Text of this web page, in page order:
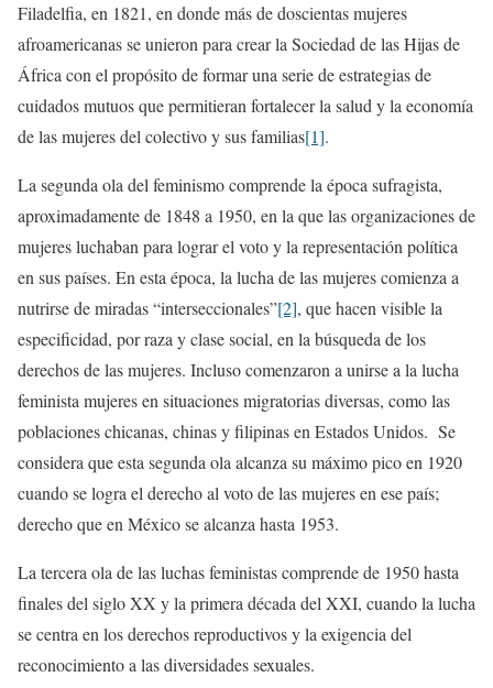
Filadelfia, en 1821, en donde más de doscientas mujeres
afroamericanas se unieron para crear la Sociedad de las Hijas de
África con el propósito de formar una serie de estrategias de
cuidados mutuos que permitieran fortalecer la salud y la economía
de las mujeres del colectivo y sus familias[1].
La segunda ola del feminismo comprende la época sufragista,
aproximadamente de 1848 a 1950, en la que las organizaciones de
mujeres luchaban para lograr el voto y la representación política
en sus países. En esta época, la lucha de las mujeres comienza a
nutrirse de miradas “interseccionales”[2], que hacen visible la
especificidad, por raza y clase social, en la búsqueda de los
derechos de las mujeres. Incluso comenzaron a unirse a la lucha
feminista mujeres en situaciones migratorias diversas, como las
poblaciones chicanas, chinas y filipinas en Estados Unidos. Se
considera que esta segunda ola alcanza su máximo pico en 1920
cuando se logra el derecho al voto de las mujeres en ese país;
derecho que en México se alcanza hasta 1953.
La tercera ola de las luchas feministas comprende de 1950 hasta
finales del siglo XX y la primera década del XXI, cuando la lucha
se centra en los derechos reproductivos y la exigencia del
reconocimiento a las diversidades sexuales.